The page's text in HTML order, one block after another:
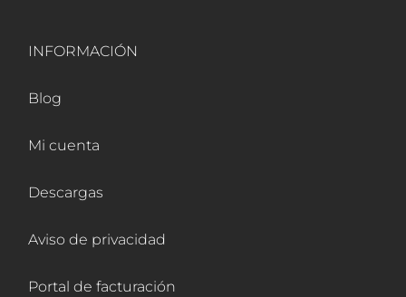
INFORMACIÓN
Blog
Mi cuenta
Descargas
Aviso de privacidad
Portal de facturación